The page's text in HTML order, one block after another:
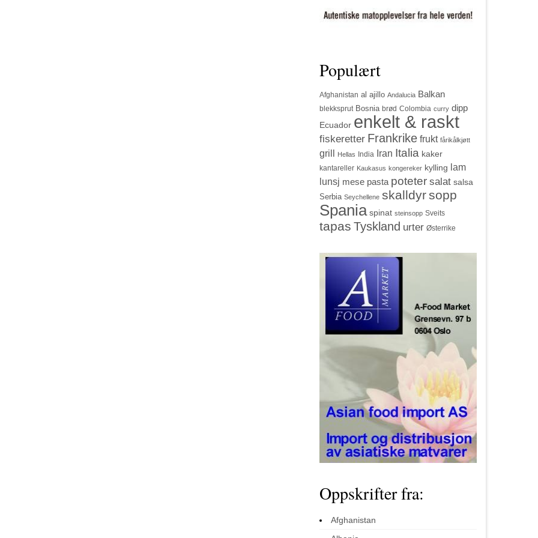
Populært
Afghanistan al ajillo Andalucia Balkan
blekksprut Bosnia brød Colombia curry dipp
Ecuador enkelt & raskt
fiskeretter Frankrike frukt fårikålkjøtt
grill Hellas India Iran Italia kaker
kantareller Kaukasus kongereker kylling lam
lunsj mese pasta poteter salat salsa
Serbia Seychellene skalldyrsopp
Spania spinat steinsopp Sveits
tapas Tyskland urter Østerrike
Oppskrifter fra:
Afghanistan